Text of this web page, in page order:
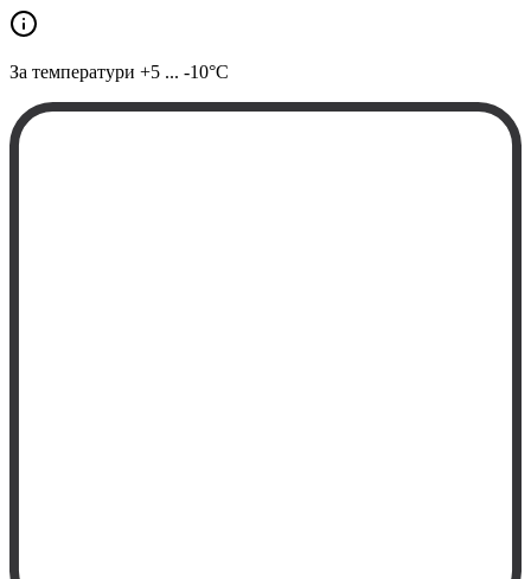
За температури +5 ... -10°C